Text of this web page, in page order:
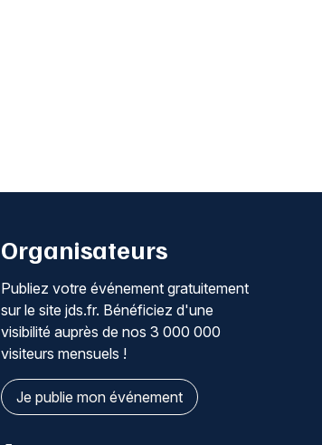
Organisateurs
Publiez votre événement gratuitement
sur le site jds.fr. Bénéficiez d'une
visibilité auprès de nos 3 000 000
visiteurs mensuels !
Je publie mon événement